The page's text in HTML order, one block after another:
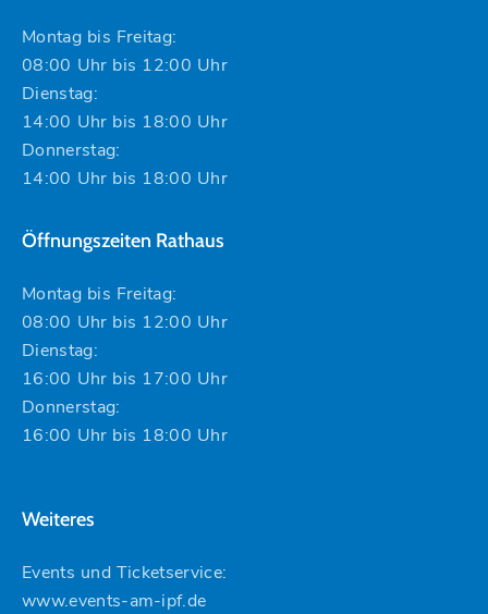
Montag bis Freitag:
08:00 Uhr bis 12:00 Uhr
Dienstag:
14:00 Uhr bis 18:00 Uhr
Donnerstag:
14:00 Uhr bis 18:00 Uhr
Öffnungszeiten Rathaus
Montag bis Freitag:
08:00 Uhr bis 12:00 Uhr
Dienstag:
16:00 Uhr bis 17:00 Uhr
Donnerstag:
16:00 Uhr bis 18:00 Uhr
Weiteres
Events und Ticketservice:
www.events-am-ipf.de